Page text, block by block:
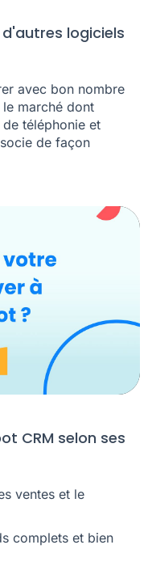
logiciels
avec bon nombre
marché dont
de téléphonie et
de façon
CRM selon ses
ventes et le
complets et bien